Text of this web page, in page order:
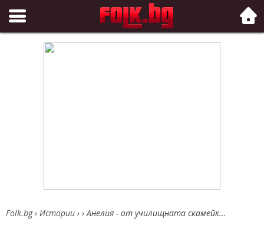
Folk.bg
Folk.bg › Истории › ›Анелия - от училищната скамейк...